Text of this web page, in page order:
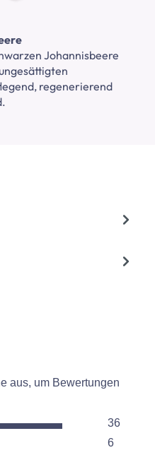
Johannisbeere
regenerierend
aus, um Bewertungen
36
36
6